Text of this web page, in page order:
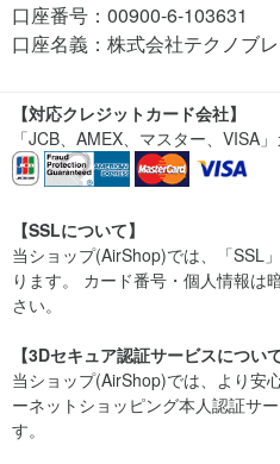
口座番号：00900-6-103631
口座名義：株式会社テクノブ
【対応クレジットカード会社】
「JCB、AMEX、マスター、VISA
【SSLについて】
当ショップ(AirShop)では、「SSL
ります。 カード番号・個人情報は
さい。
【3Dセキュア認証サービスについて
当ショップ(AirShop)では、より安
ーネットショッピング本人認証サ
す。